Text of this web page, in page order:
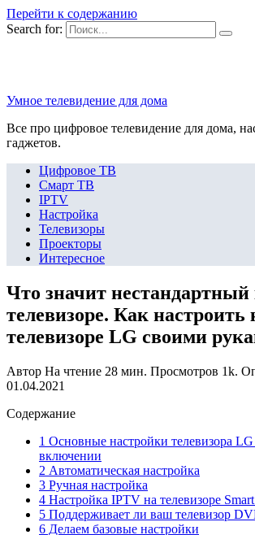
Перейти к содержанию
Search for:
Умное телевидение для дома
Все про цифровое телевидение для дома,
гаджетов.
Цифровое ТВ
Смарт ТВ
IPTV
Настройка
Телевизоры
Проекторы
Интересное
Что значит нестандартный
телевизоре. Как
телевизоре LG своими
Автор На чтение 28 мин. Просмотров 1k.
01.04.2021
Содержание
1 Основные настройки телевизора
включении
2 Автоматическая настройка
3 Ручная настройка
4 Настройка IPTV на телевизоре
5 Поддерживает ли ваш телевизор
6 Делаем базовые настройки